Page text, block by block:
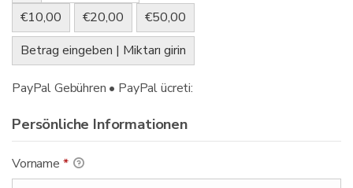
€10,00 €20,00
€50,00
Betrag eingeben | Miktarı girin
PayPal Gebühren • PayPal ücreti:
Persönliche Informationen
Vorname *